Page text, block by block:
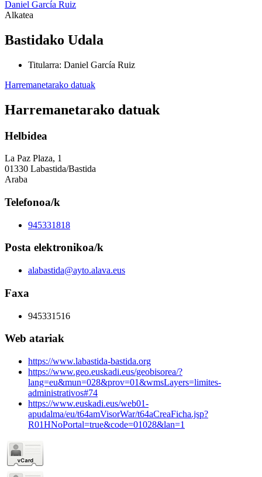
Daniel García Ruiz
Alkatea
Bastidako Udala
Titularra: Daniel García Ruiz
Harremanetarako datuak
Harremanetarako datuak
Helbidea
La Paz Plaza, 1
01330 Labastida/Bastida
Araba
Telefonoa/k
945331818
Posta elektronikoa/k
alabastida@ayto.alava.eus
Faxa
945331516
Web atariak
https://www.labastida-bastida.org
https://www.geo.euskadi.eus/geobisorea/?
lang=eu&mun=028&prov=01&wmsLayers=limites-
administrativos#74
https://www.euskadi.eus/web01-
apudalma/eu/t64amVisorWar/t64aCreaFicha.jsp?
R01HNoPortal=true&code=01028&lan=1